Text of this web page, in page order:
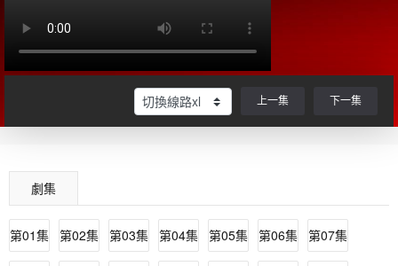
上一集 下一集
劇集
第01集 第02集 第03集 第04集 第05集 第06集 第07集